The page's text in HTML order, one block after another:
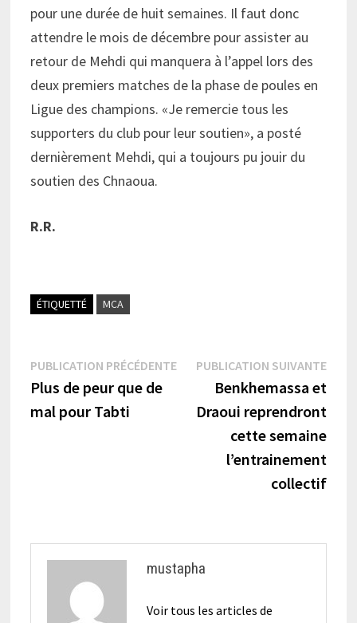
pour une durée de huit semaines. Il faut donc
attendre le mois de décembre pour assister au
retour de Mehdi qui manquera à l’appel lors des
deux premiers matches de la phase de poules en
Ligue des champions. «Je remercie tous les
supporters du club pour leur soutien», a posté
dernièrement Mehdi, qui a toujours pu jouir du
soutien des Chnaoua.
R.R.
ÉTIQUETTÉ MCA
Navigation
de
l’article
PUBLICATION PRÉCÉDENTEPublication
précédente :
Plus de peur que de
mal pour Tabti
PUBLICATION SUIVANTE
Benkhemassa et
Draoui reprendront
cette semaine
l’entrainement
collectif
mustapha
Voir tous les articles de